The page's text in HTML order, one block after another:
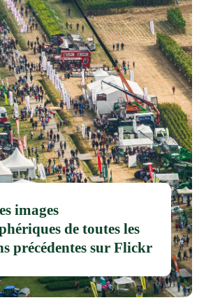
images
de toutes les
précédentes sur Flickr